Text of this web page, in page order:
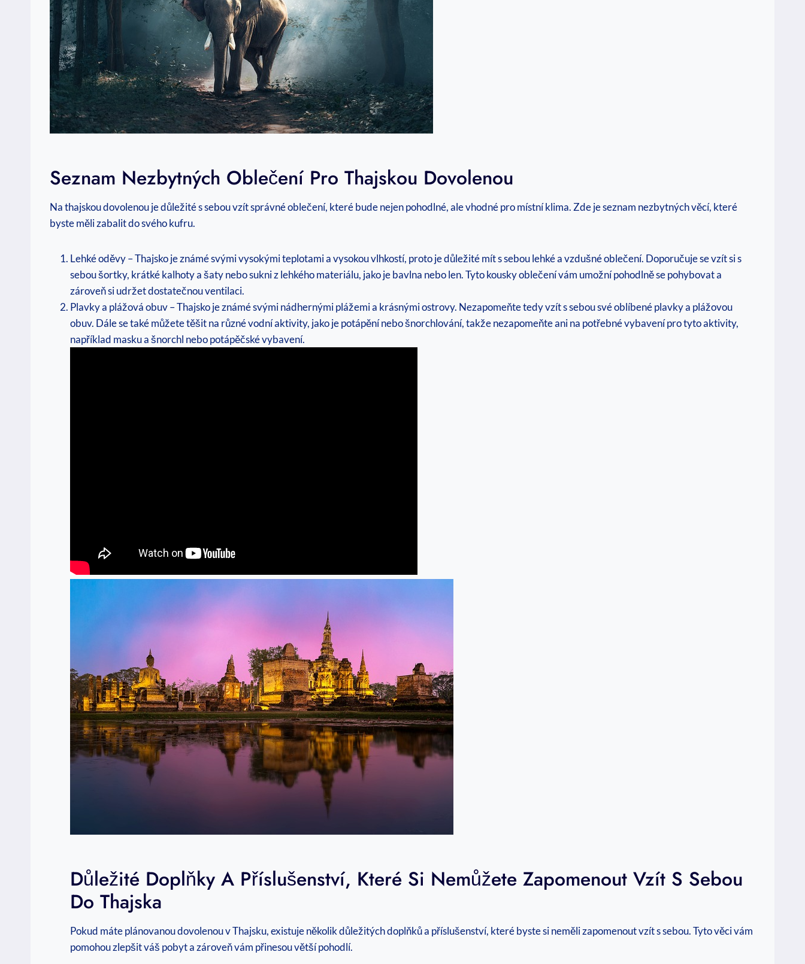
Seznam Nezbytných Oblečení Pro Thajskou Dovolenou
Na thajskou dovolenou je důležité s sebou vzít správné oblečení, které bude nejen pohodlné, ale vhodné pro místní klima. Zde je seznam nezbytných věcí, které
byste měli zabalit do svého kufru.
Lehké oděvy – Thajsko je známé svými vysokými teplotami a vysokou vlhkostí, proto je důležité mít s sebou lehké a vzdušné oblečení. Doporučuje se vzít si s
sebou šortky, krátké kalhoty a šaty nebo sukni z lehkého materiálu, jako je bavlna nebo len. Tyto kousky oblečení vám umožní pohodlně se pohybovat a
zároveň si udržet dostatečnou ventilaci.
Plavky a plážová obuv – Thajsko je známé svými nádhernými plážemi a krásnými ostrovy. Nezapomeňte tedy vzít s sebou své oblíbené plavky a plážovou
obuv. Dále se také můžete těšit na různé vodní aktivity, jako je potápění nebo šnorchlování, takže nezapomeňte ani na potřebné vybavení pro tyto aktivity,
například masku a šnorchl nebo potápěčské vybavení.
Důležité Doplňky A Příslušenství, Které Si Nemůžete Zapomenout Vzít S Sebou
Do Thajska
Pokud máte plánovanou dovolenou v Thajsku, existuje několik důležitých doplňků a příslušenství, které byste si neměli zapomenout vzít s sebou. Tyto věci vám
pomohou zlepšit váš pobyt a zároveň vám přinesou větší pohodlí.